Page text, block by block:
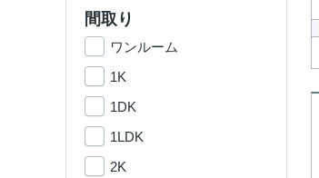
間取り
ワンルーム
1K
1DK
1LDK
2K